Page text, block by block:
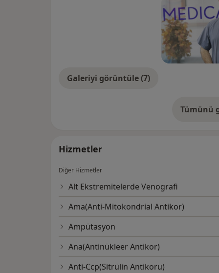
Galeriyi görüntüle (7)
Tümünü
Hizmetler
Diğer Hizmetler
Alt Ekstremitelerde Venografi
Ama(Anti-Mitokondrial Antikor)
Ampütasyon
Ana(Antinükleer Antikor)
Anti-Ccp(Sitrülin Antikoru)